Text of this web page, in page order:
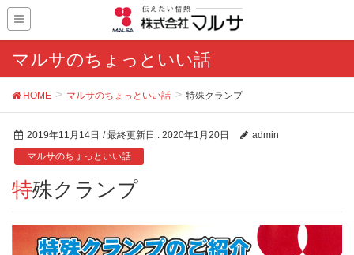
マルサのちょっといい話
HOME マルサのちょっといい話 特殊クランプ
2019年11月14日 / 最終更新日 : 2020年1月20日
admin
マルサのちょっといい話
特殊クランプ